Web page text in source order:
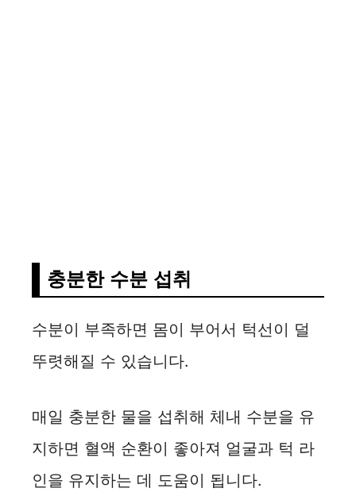
충분한 수분 섭취
수분이 부족하면 몸이 부어서 턱선이 덜
뚜렷해질 수 있습니다.
매일 충분한 물을 섭취해 체내 수분을 유
지하면 혈액 순환이 좋아져 얼굴과 턱 라
인을 유지하는 데 도움이 됩니다.